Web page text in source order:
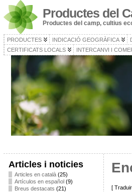
Productes del
Productes del camp, cultius
PRODUCTES INDICACIÓ GEOGRÀFICA
CERTIFICATS LOCALS
INTERCANVI I
Articles i noticies
Articles en català(25)
Artículos en español(9)
Breus destacats (21)
[